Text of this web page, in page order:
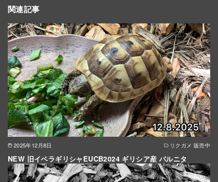
関連記事
2025年12月8日 リクガメ 販売中
NEW 旧イベラギリシャEUCB2024 ギリシア産 パルニタ